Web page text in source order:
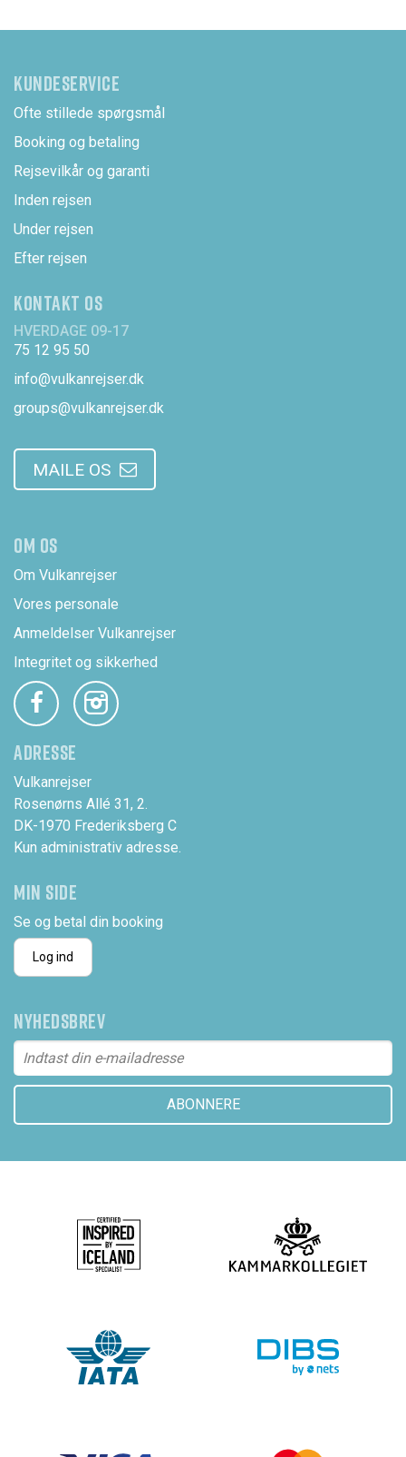
KUNDESERVICE
Ofte stillede spørgsmål
Booking og betaling
Rejsevilkår og garanti
Inden rejsen
Under rejsen
Efter rejsen
KONTAKT OS
HVERDAGE 09-17
75 12 95 50
info@vulkanrejser.dk
groups@vulkanrejser.dk
MAILE OS
OM OS
Om Vulkanrejser
Vores personale
Anmeldelser Vulkanrejser
Integritet og sikkerhed
ADRESSE
Vulkanrejser
Rosenørns Allé 31, 2.
DK-1970 Frederiksberg C
Kun administrativ adresse.
MIN SIDE
Se og betal din booking
Log ind
NYHEDSBREV